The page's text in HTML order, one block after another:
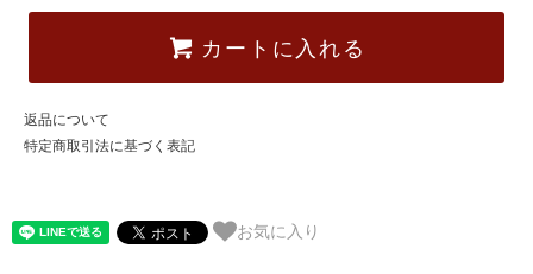
カートに入れる
返品について
特定商取引法に基づく表記
お気に入り